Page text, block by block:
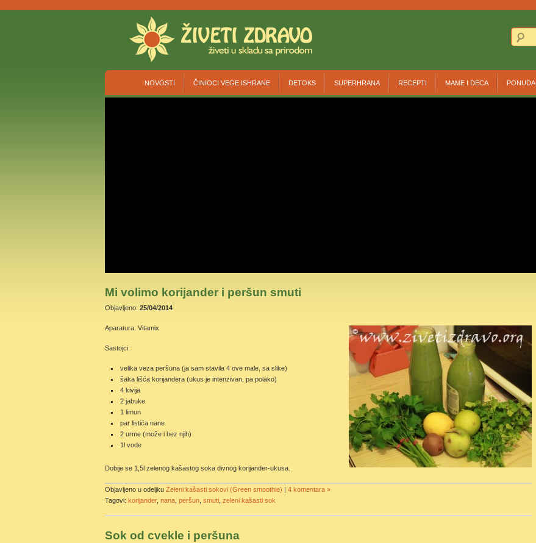
NOVOSTI ČINIOCI VEGE ISHRANE DETOKS SUPERHRANA RECEPTI MAME I DECA PONUDA
Mi volimo korijander i peršun smuti
Objavljeno: 25/04/2014
Aparatura: Vitamix
Sastojci:
velika veza peršuna (ja sam stavila 4 ove male, sa slike)
šaka lišća korijandera (ukus je intenzivan, pa polako)
4 kivija
2 jabuke
1 limun
par listića nane
2 urme (može i bez njih)
1l vode
Dobije se 1,5l zelenog kašastog soka divnog korijander-ukusa.
Objavljeno u odeljku Zeleni kašasti sokovi (Green smoothie) | 4 komentara »
Tagovi: korijander, nana peršun smuti zeleni kašasti sok
Sok od cvekle i peršuna